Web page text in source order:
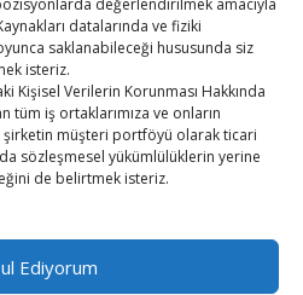
değerlendirilmek amacıyla
datalarında ve fiziki
saklanabileceği hususunda siz
isteriz.
Kişisel Verilerin Korunması Hakkında
tüm iş ortaklarımıza ve onların
şirketin müşteri portföyü olarak ticari
sözleşmesel yükümlülüklerin yerine
de belirtmek isteriz.
ile güvendedir. Bu verilerinizi 3.
Ediyorum
Rektörü Prof. Dr.
Oda / Borsa Meclis Üyeleri